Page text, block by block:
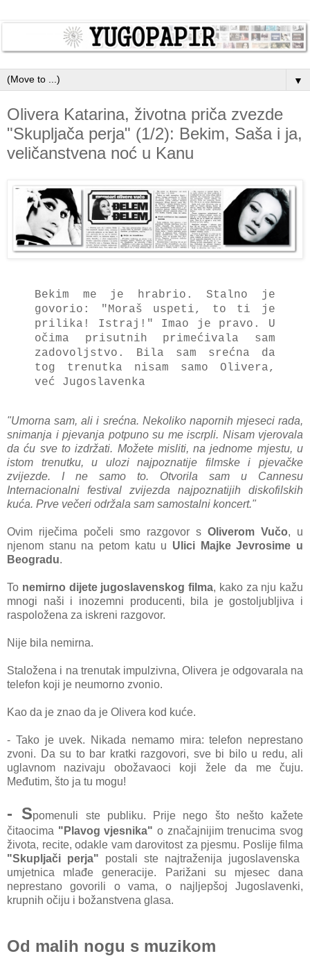
▼
Olivera Katarina, životna priča zvezde
"Skupljača perja" (1/2): Bekim, Saša i ja,
veličanstvena noć u Kanu
Bekim me je hrabrio. Stalno je
govorio: "Moraš uspeti, to ti je
prilika! Istraj!" Imao je pravo. U
očima prisutnih primećivala sam
zadovoljstvo. Bila sam srećna da
tog trenutka nisam samo Olivera,
već Jugoslavenka
"Umorna sam, ali i srećna. Nekoliko napornih mjeseci rada,
snimanja i pjevanja potpuno su me iscrpli. Nisam vjerovala
da ću sve to izdržati. Možete misliti, na jednome mjestu, u
istom trenutku, u ulozi najpoznatije filmske i pjevačke
zvijezde. I ne samo to. Otvorila sam u Cannesu
Internacionalni festival zvijezda najpoznatijih diskofilskih
kuća. Prve večeri održala sam samostalni koncert."
Ovim riječima počeli smo razgovor s Oliverom Vučo, u
njenom stanu na petom katu u Ulici Majke Jevrosime u
Beogradu.
To nemirno dijete jugoslavenskog filma, kako za nju kažu
mnogi naši i inozemni producenti, bila je gostoljubljiva i
raspoložena za iskreni razgovor.
Nije bila nemirna.
Staložena i na trenutak impulzivna, Olivera je odgovarala na
telefon koji je neumorno zvonio.
Kao da je znao da je Olivera kod kuće.
- Tako je uvek. Nikada nemamo mira: telefon neprestano
zvoni. Da su to bar kratki razgovori, sve bi bilo u redu, ali
uglavnom nazivaju obožavaoci koji žele da me čuju.
Međutim, što ja tu mogu!
- Spomenuli ste publiku. Prije nego što nešto kažete
čitaocima "Plavog vjesnika" o značajnijim trenucima svog
života, recite, odakle vam darovitost za pjesmu. Poslije filma
"Skupljači perja" postali ste najtraženija jugoslavenska
umjetnica mlađe generacije. Parižani su mjesec dana
neprestano govorili o vama, o najljepšoj Jugoslavenki,
krupnih očiju i božanstvena glasa.
Od malih nogu s muzikom